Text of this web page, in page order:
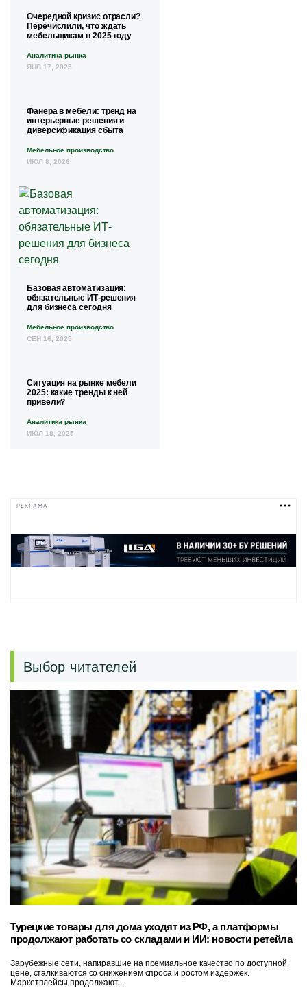
Очередной кризис отрасли?
Перечислили, что ждать
мебельщикам в 2025 году
Аналитика рынка
ЯНВ 17, 2025
Фанера в мебели: тренд на
интерьерные решения и
диверсификация сбыта
Мебельное производство
ИЮЛ 8, 2026
Базовая автоматизация:
обязательные ИТ-решения
для бизнеса сегодня
Мебельное производство
СЕН 16, 2025
Ситуация на рынке мебели
2025: какие тренды к ней
привели?
Аналитика рынка
ИЮЛ 18, 2025
РЕКЛАМА
Выбор читателей
Турецкие товары для дома уходят из РФ, а платформы
продолжают работать со складами и ИИ: новости ретейла
Зарубежные сети, напиравшие на премиальное качество по доступной
цене, сталкиваются со снижением спроса и ростом издержек.
Маркетплейсы продолжают...